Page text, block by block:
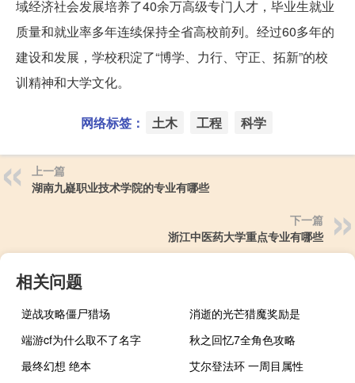
域经济社会发展培养了40余万高级专门人才，毕业生就业
质量和就业率多年连续保持全省高校前列。经过60多年的
建设和发展，学校积淀了“博学、力行、守正、拓新”的校
训精神和大学文化。
网络标签： 土木 工程 科学
上一篇
湖南九嶷职业技术学院的专业有哪些
下一篇
浙江中医药大学重点专业有哪些
相关问题
逆战攻略僵尸猎场
消逝的光芒猎魔奖励是
端游cf为什么取不了名字
秋之回忆7全角色攻略
最终幻想 绝本
艾尔登法环 一周目属性